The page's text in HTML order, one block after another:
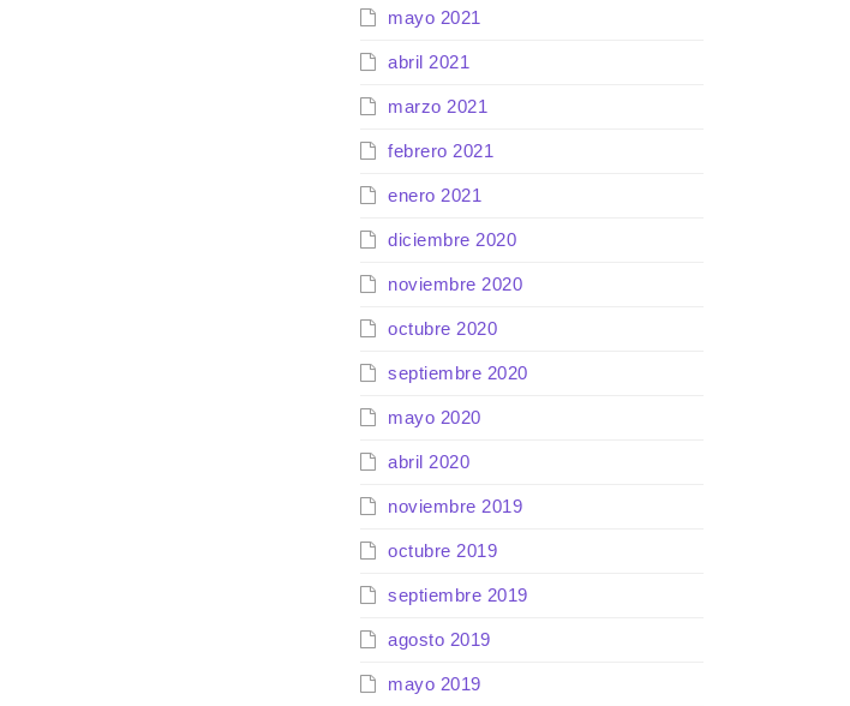
mayo 2021
abril 2021
marzo 2021
febrero 2021
enero 2021
diciembre 2020
noviembre 2020
octubre 2020
septiembre 2020
mayo 2020
abril 2020
noviembre 2019
octubre 2019
septiembre 2019
agosto 2019
mayo 2019